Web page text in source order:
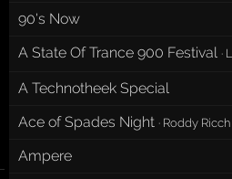
90's Now
A State Of Trance 900 Festival ·
A Technotheek Special
Ace of Spades Night · Roddy Ricch
Ampere